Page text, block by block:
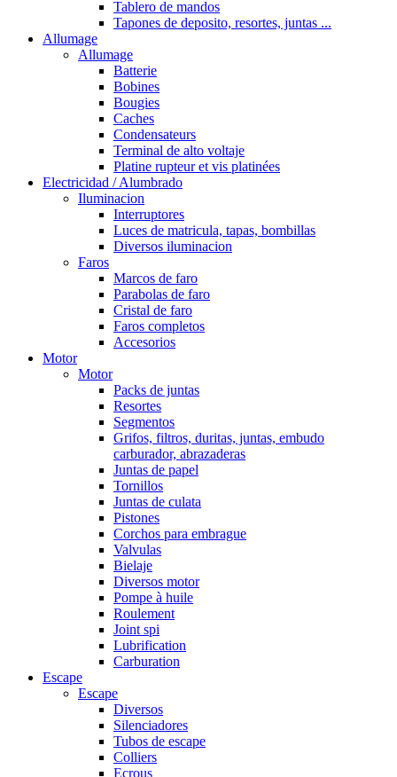
Tablero de mandos
Tapones de deposito, resortes, juntas ...
Allumage
Allumage
Batterie
Bobines
Bougies
Caches
Condensateurs
Terminal de alto voltaje
Platine rupteur et vis platinées
Electricidad / Alumbrado
Iluminacion
Interruptores
Luces de matricula, tapas, bombillas
Diversos iluminacion
Faros
Marcos de faro
Parabolas de faro
Cristal de faro
Faros completos
Accesorios
Motor
Motor
Packs de juntas
Resortes
Segmentos
Grifos, filtros, duritas, juntas, embudo
carburador, abrazaderas
Juntas de papel
Tornillos
Juntas de culata
Pistones
Corchos para embrague
Valvulas
Bielaje
Diversos motor
Pompe à huile
Roulement
Joint spi
Lubrification
Carburation
Escape
Escape
Diversos
Silenciadores
Tubos de escape
Colliers
Ecrous